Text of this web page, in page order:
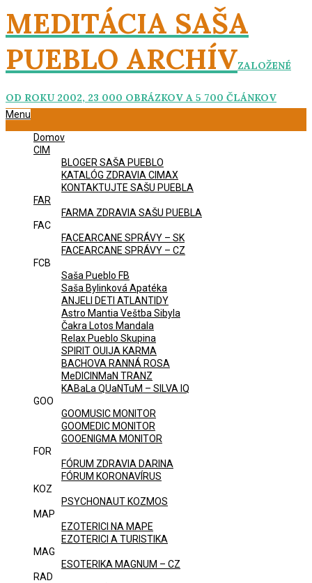
Skip
to
content
MEDITÁCIA SAŠA
PUEBLO ARCHÍVZALOŽENÉ
OD ROKU 2002, 23 000 OBRÁZKOV A 5 700 ČLÁNKOV
Primary
Menu
Domov
CIM
BLOGER SAŠA PUEBLO
KATALÓG ZDRAVIA CIMAX
KONTAKTUJTE SAŠU PUEBLA
FAR
FARMA ZDRAVIA SAŠU PUEBLA
FAC
FACEARCANE SPRÁVY – SK
FACEARCANE SPRÁVY – CZ
FCB
Saša Pueblo FB
Saša Bylinková Apatéka
ANJELI DETI ATLANTIDY
Astro Mantia Veštba Sibyla
Čakra Lotos Mandala
Relax Pueblo Skupina
SPIRIT OUIJA KARMA
BACHOVA RANNÁ ROSA
MeDICINMaN TRANZ
KABaLa QUaNTuM – SILVA IQ
GOO
GOOMUSIC MONITOR
GOOMEDIC MONITOR
GOOENIGMA MONITOR
FOR
FÓRUM ZDRAVIA DARINA
FÓRUM KORONAVÍRUS
KOZ
PSYCHONAUT KOZMOS
MAP
EZOTERICI NA MAPE
EZOTERICI A TURISTIKA
MAG
ESOTERIKA MAGNUM – CZ
RAD